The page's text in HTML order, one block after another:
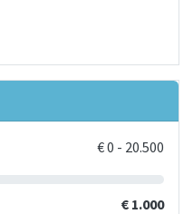
€0 - 20.500
€ 1.000